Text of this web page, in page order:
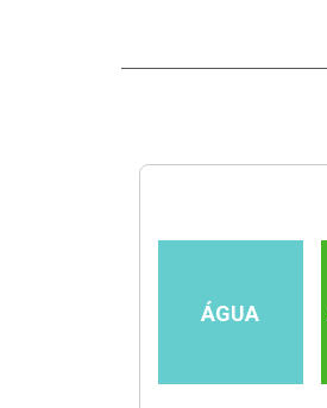
ÁGUA